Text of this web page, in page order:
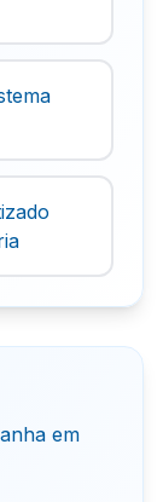
em